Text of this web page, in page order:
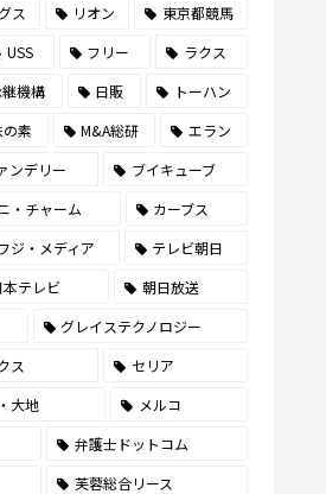
ス
リオン
東京都競馬
USS フリー
ラクス
機構 日販
トーハン
素 M&A総研
エラン
ンデリー
ブイキューブ
・チャーム
カーブス
ジ・メディア
テレビ朝日
本テレビ
朝日放送
グレイステクノロジー
ス
セリア
大地
メルコ
弁護士ドットコム
芙蓉総合リース